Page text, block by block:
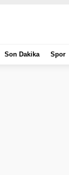
Son Dakika Spor